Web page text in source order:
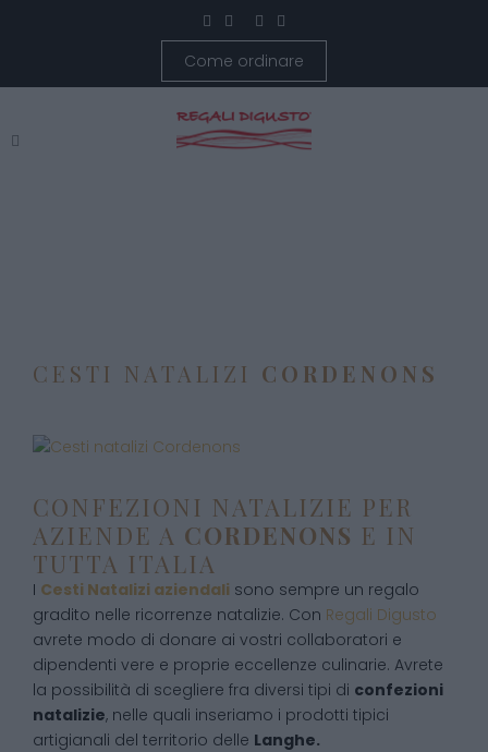
Come ordinare
CESTI NATALIZI CORDENONS
CONFEZIONI NATALIZIE PER
AZIENDE A CORDENONS E IN
TUTTA ITALIA
I Cesti Natalizi aziendali sono sempre un regalo
gradito nelle ricorrenze natalizie. Con Regali Digusto
avrete modo di donare ai vostri collaboratori e
dipendenti vere e proprie eccellenze culinarie. Avrete
la possibilità di scegliere fra diversi tipi di confezioni
natalizie, nelle quali inseriamo i prodotti tipici
artigianali del territorio delle Langhe.